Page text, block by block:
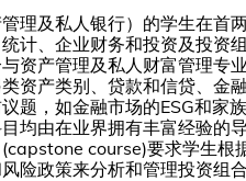
理及私人银行）的学生在首
计、企业财务和投资及投资
资产管理及私人财富管理专
资产类别、贷款和信贷、金
题，如金融市场的ESG和家
均由在业界拥有丰富经验的
course)要求学生根
险政策来分析和管理投资组合